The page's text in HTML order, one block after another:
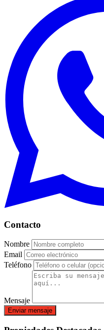
Contacto
Nombre
Email
Teléfono
Mensaje
Enviar mensaje